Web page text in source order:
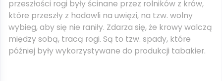
przeszłości rogi były ścinane przez rolników z krów,
które przeszły z hodowli na uwięzi, na tzw. wolny
wybieg, aby się nie raniły. Zdarza się, że krowy walczą
między sobą, tracą rogi. Są to tzw. spady, które
później były wykorzystywane do produkcji tabakier.